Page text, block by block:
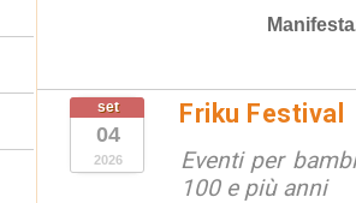
set
04
2026
Friku Festival
Eventi per
100 e più anni